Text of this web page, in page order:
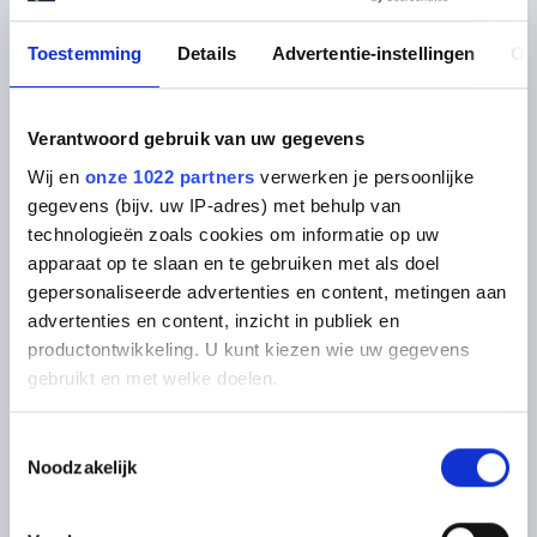
Toestemming Details Advertentie-instellingen
Verantwoord gebruik van uw gegevens
Wij en onze 1022 partners verwerken je persoonlijke
gegevens (bijv. uw IP-adres) met behulp van
technologieën zoals cookies om informatie op uw
apparaat op te slaan en te gebruiken met als doel
gepersonaliseerde advertenties en content, metingen aan
advertenties en content, inzicht in publiek en
productontwikkeling. U kunt kiezen wie uw gegevens
gebruikt en met welke doelen.
Informatie verzamelen over uw geografische locatie,
Uw apparaat identificeren door het actief te scannen
Noodzakelijk
Daarom is belangrijk om het voorbereidende
onze eigen voorbereiding- en
montagedienst. Alles onder één dak. Dat
zorgt voor heldere communicatie en het
best mogelijke eindresultaat.
Zo zorgen wij dat ook uw klanten op en top
tevreden zijn.
Nieuwe maten verwerken in de offerte